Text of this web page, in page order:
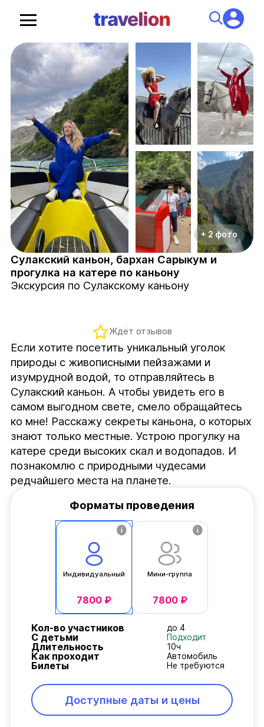
Сулакский каньон, бархан Сарыкум и
прогулка на катере по каньону
Экскурсия по Сулакскому каньону
+ 2 фото
Если хотите посетить уникальный уголок
природы с живописными пейзажами и
изумрудной водой, то отправляйтесь в
Сулакский каньон. А чтобы увидеть его в
самом выгодном свете, смело обращайтесь
ко мне! Расскажу секреты каньона, о которых
знают только местные. Устрою прогулку на
катере среди высоких скал и водопадов. И
познакомлю с природными чудесами
редчайшего места на планете.
Ждёт отзывов
Форматы проведения
Индивидуальный
7800 ₽
Мини-группа
7800 ₽
Кол-во участников до 4
С детьми Подходит
Длительность 10ч
Как проходит Автомобиль
Билеты Не требуются
Доступные даты и цены